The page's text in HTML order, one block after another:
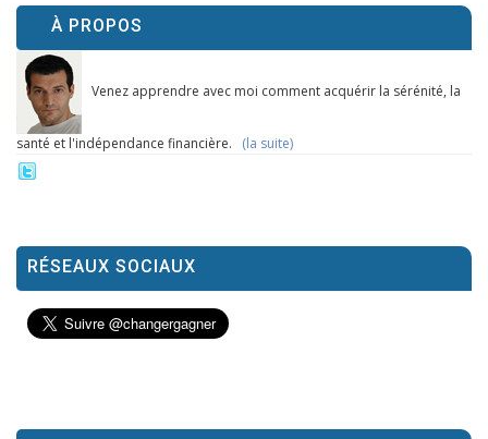
À PROPOS
Venez apprendre avec moi comment acquérir la sérénité, la
santé et l'indépendance financière. (la suite)
RÉSEAUX SOCIAUX